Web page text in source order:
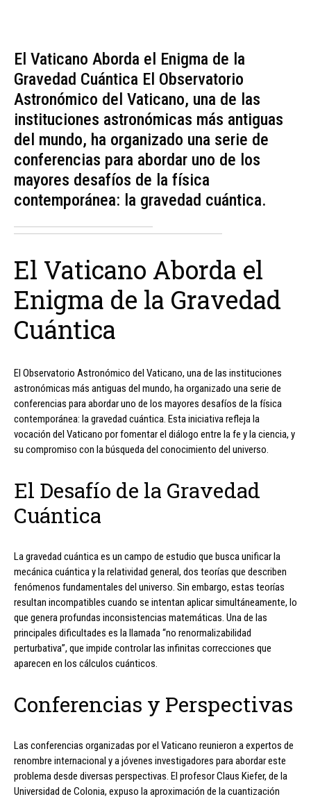
El Vaticano Aborda el Enigma de la
Gravedad Cuántica El Observatorio
Astronómico del Vaticano, una de las
instituciones astronómicas más antiguas
del mundo, ha organizado una serie de
conferencias para abordar uno de los
mayores desafíos de la física
contemporánea: la gravedad cuántica.
El Vaticano Aborda el
Enigma de la Gravedad
Cuántica
El Observatorio Astronómico del Vaticano, una de las instituciones
astronómicas más antiguas del mundo, ha organizado una serie de
conferencias para abordar uno de los mayores desafíos de la física
contemporánea: la gravedad cuántica. Esta iniciativa refleja la
vocación del Vaticano por fomentar el diálogo entre la fe y la ciencia, y
su compromiso con la búsqueda del conocimiento del universo.
El Desafío de la Gravedad
Cuántica
La gravedad cuántica es un campo de estudio que busca unificar la
mecánica cuántica y la relatividad general, dos teorías que describen
fenómenos fundamentales del universo. Sin embargo, estas teorías
resultan incompatibles cuando se intentan aplicar simultáneamente, lo
que genera profundas inconsistencias matemáticas. Una de las
principales dificultades es la llamada “no renormalizabilidad
perturbativa”, que impide controlar las infinitas correcciones que
aparecen en los cálculos cuánticos.
Conferencias y Perspectivas
Las conferencias organizadas por el Vaticano reunieron a expertos de
renombre internacional y a jóvenes investigadores para abordar este
problema desde diversas perspectivas. El profesor Claus Kiefer, de la
Universidad de Colonia, expuso la aproximación de la cuantización